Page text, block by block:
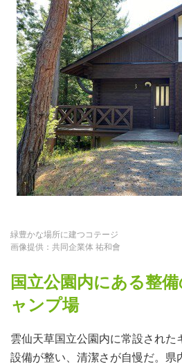
緑豊かな場所に建つコテージ
画像提供：共同企業体 祐和會
国立公園内にある整
ャンプ場
雲仙天草国立公園内に常設された
設備が整い、清潔さが自慢だ。県